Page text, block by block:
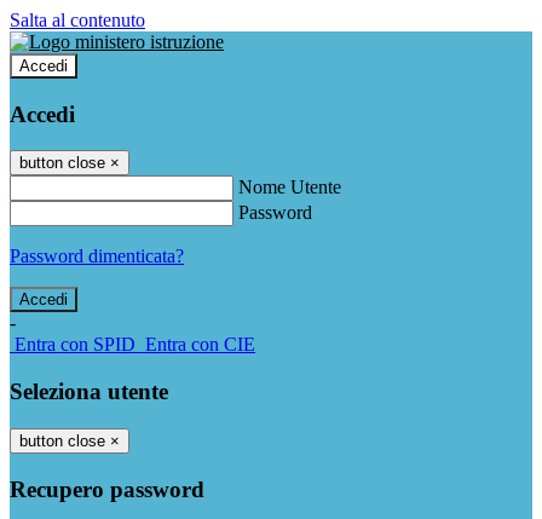
Salta al contenuto
Accedi
Accedi
button close ×
Nome Utente
Password
Password dimenticata?
-
Entra con SPID Entra con CIE
Seleziona utente
button close ×
Recupero password